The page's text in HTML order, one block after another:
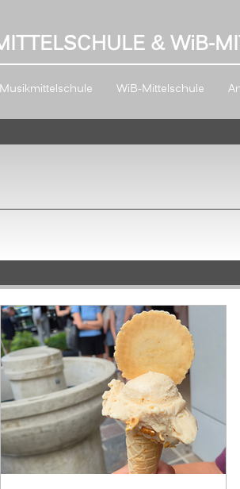
& WiB-
Musikmittelschule WiB-Mittelschule